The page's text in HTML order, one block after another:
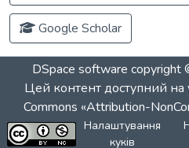
Google Scholar
DSpace software
Цей контент доступний на
Commons «Attribution-
Налаштування
куків